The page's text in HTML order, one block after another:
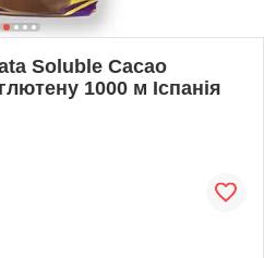
Soluble Cacao
1000 м Іспанія